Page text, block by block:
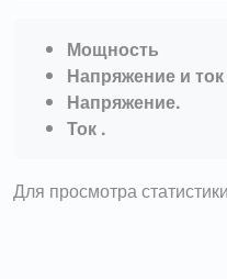
Мощность
Напряжение и ток
Напряжение.
Ток .
Для просмотра